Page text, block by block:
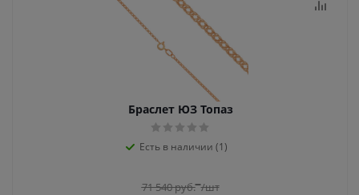
Браслет ЮЗ Топаз
Есть в наличии (1)
71 540руб. /шт